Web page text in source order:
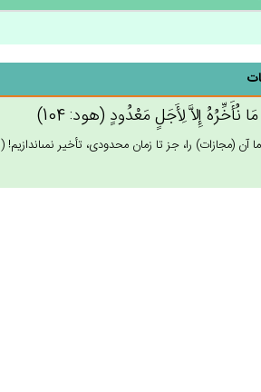
نُأَخِّرُه‌ُ إِلاَّ لِأَجَل‌ٍ مَعْدُودٍ (هود: 104)
آن (مجازات) را، جز تا زمان محدودى، تأخير نمى‏اندازيم! (104)